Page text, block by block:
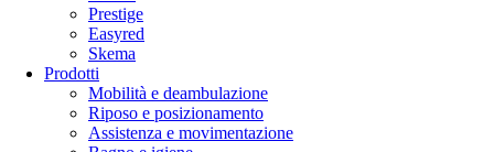
Prestige
Easyred
Skema
Prodotti
Mobilità e deambulazione
Riposo e posizionamento
Assistenza e movimentazione